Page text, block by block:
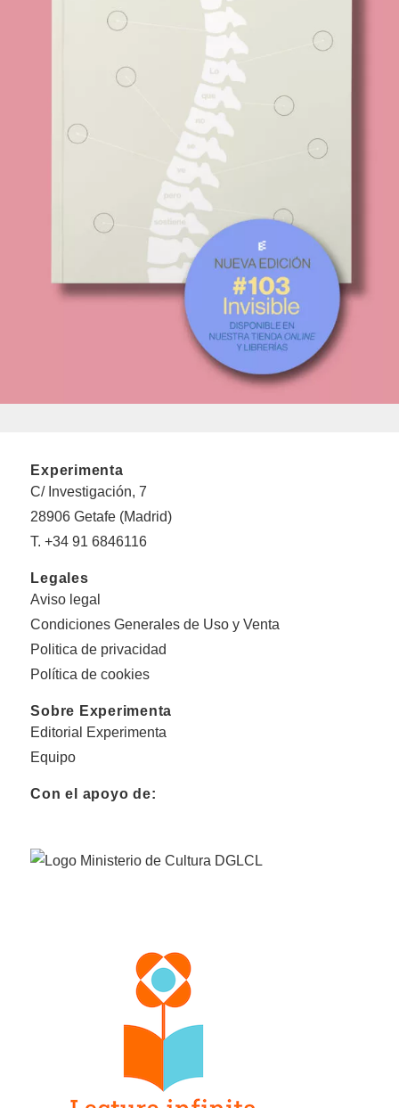
Experimenta
C/ Investigación, 7
28906 Getafe (Madrid)
T. +34 91 6846116
Legales
Aviso legal
Condiciones Generales de Uso y Venta
Politica de privacidad
Política de cookies
Sobre Experimenta
Editorial Experimenta
Equipo
Con el apoyo de: